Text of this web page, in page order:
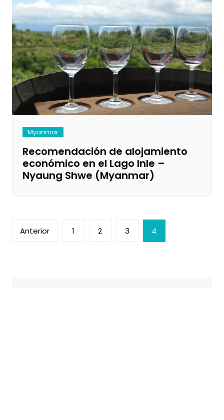
Myanmar
Recomendación de alojamiento
económico en el Lago Inle –
Nyaung Shwe (Myanmar)
Paginación
Anterior 1 2 3 4